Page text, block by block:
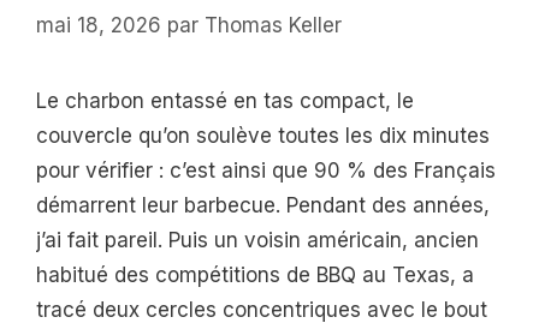
mai 18, 2026 par Thomas Keller
Le charbon entassé en tas compact, le
couvercle qu’on soulève toutes les dix minutes
pour vérifier : c’est ainsi que 90 % des Français
démarrent leur barbecue. Pendant des années,
j’ai fait pareil. Puis un voisin américain, ancien
habitué des compétitions de BBQ au Texas, a
tracé deux cercles concentriques avec le bout